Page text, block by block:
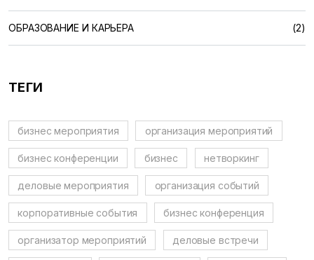
ОБРАЗОВАНИЕ И КАРЬЕРА (2)
ТЕГИ
бизнес мероприятия организация мероприятий
бизнес конференции бизнес нетворкинг
деловые мероприятия организация событий
корпоративные события бизнес конференция
организатор мероприятий деловые встречи